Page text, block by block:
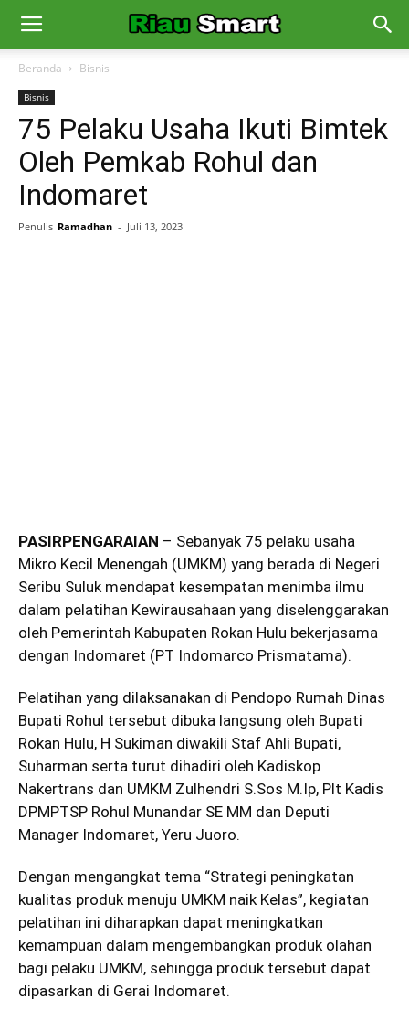
Beranda Bisnis
Bisnis
75 Pelaku Usaha Ikuti Bimtek
Oleh Pemkab Rohul dan
Indomaret
Penulis Ramadhan - Juli 13, 2023
PASIRPENGARAIAN – Sebanyak 75 pelaku usaha
Mikro Kecil Menengah (UMKM) yang berada di Negeri
Seribu Suluk mendapat kesempatan menimba ilmu
dalam pelatihan Kewirausahaan yang diselenggarakan
oleh Pemerintah Kabupaten Rokan Hulu bekerjasama
dengan Indomaret (PT Indomarco Prismatama).
Pelatihan yang dilaksanakan di Pendopo Rumah Dinas
Bupati Rohul tersebut dibuka langsung oleh Bupati
Rokan Hulu, H Sukiman diwakili Staf Ahli Bupati,
Suharman serta turut dihadiri oleh Kadiskop
Nakertrans dan UMKM Zulhendri S.Sos M.Ip, Plt Kadis
DPMPTSP Rohul Munandar SE MM dan Deputi
Manager Indomaret, Yeru Juoro.
Dengan mengangkat tema “Strategi peningkatan
kualitas produk menuju UMKM naik Kelas”, kegiatan
pelatihan ini diharapkan dapat meningkatkan
kemampuan dalam mengembangkan produk olahan
bagi pelaku UMKM, sehingga produk tersebut dapat
dipasarkan di Gerai Indomaret.